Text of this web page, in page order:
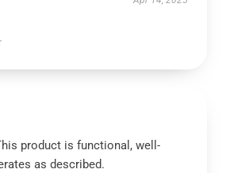
product is functional, well-
as described.